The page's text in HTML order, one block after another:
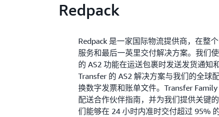
Redpack
Redpack 是一家国际物流提供商，在整
服务和最后一英里交付解决方案。我们
的 AS2 功能在运送包裹时发送发货通知
Transfer 的 AS2 解决方案与我们的全球
换数字发票和账单文件。Transfer
配送合作伙伴指南，并为我们提供关键
们能够在 24 小时内准时交付超过 95%